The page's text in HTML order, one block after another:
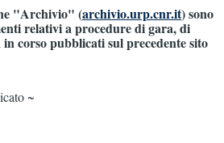
"Archivio" (archivio.urp.cnr.it) sono
relativi a procedure di gara, di
corso pubblicati sul precedente sito
~